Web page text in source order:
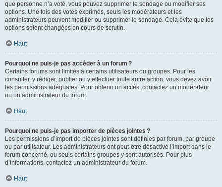
que personne n’a voté, vous pouvez supprimer le sondage ou modifier ses
options. Une fois des votes exprimés, seuls les modérateurs et les
administrateurs peuvent modifier ou supprimer le sondage. Cela évite que les
options soient changées en cours de scrutin.
Haut
Pourquoi ne puis-je pas accéder à un forum ?
Certains forums sont limités à certains utilisateurs ou groupes. Pour les
consulter, y rédiger, publier ou y effectuer toute autre action, vous devez avoir
les permissions adéquates. Pour obtenir un accès, contactez un modérateur
ou un administrateur du forum.
Haut
Pourquoi ne puis-je pas importer de pièces jointes ?
Les permissions d’import de pièces jointes sont définies par forum, par groupe
ou par utilisateur. Les administrateurs ont peut-être désactivé l’import dans le
forum concerné, ou seuls certains groupes y sont autorisés. Pour plus
d’informations, contactez un administrateur du forum.
Haut